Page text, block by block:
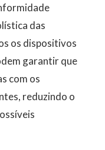
das
os dispositivos
garantir que
com os
reduzindo o